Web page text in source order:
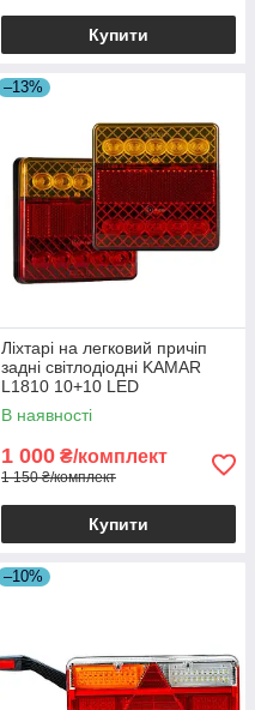
Купити
–13%
Ліхтарі на легковий причіп
задні світлодіодні KAMAR
L1810 10+10 LED
стоп+габарит+поворот
В наявності
1 000 ₴/комплект
1 150 ₴/комплект
Купити
–10%